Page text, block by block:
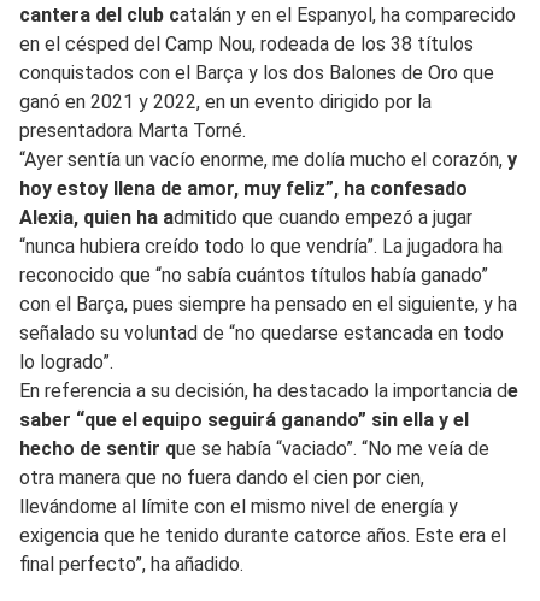
cantera del club catalán y en el Espanyol, ha comparecido
en el césped del Camp Nou, rodeada de los 38 títulos
conquistados con el Barça y los dos Balones de Oro que
ganó en 2021 y 2022, en un evento dirigido por la
presentadora Marta Torné.
“Ayer sentía un vacío enorme, me dolía mucho el corazón, y
hoy estoy llena de amor, muy feliz”, ha confesado
Alexia, quien ha admitido que cuando empezó a jugar
“nunca hubiera creído todo lo que vendría”. La jugadora ha
reconocido que “no sabía cuántos títulos había ganado”
con el Barça, pues siempre ha pensado en el siguiente, y ha
señalado su voluntad de “no quedarse estancada en todo
lo logrado”.
En referencia a su decisión, ha destacado la importancia de
saber “que el equipo seguirá ganando” sin ella y el
hecho de sentir que se había “vaciado”. “No me veía de
otra manera que no fuera dando el cien por cien,
llevándome al límite con el mismo nivel de energía y
exigencia que he tenido durante catorce años. Este era el
final perfecto”, ha añadido.